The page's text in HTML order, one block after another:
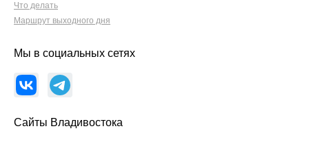
Что делать
Маршрут выходного дня
Мы в социальных сетях
Сайты Владивостока